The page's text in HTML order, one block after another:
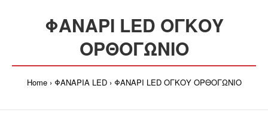
ΦΑΝΑΡΙ LED ΟΓΚΟΥ
ΟΡΘΟΓΩΝΙΟ
Home ΦΑΝΑΡΙΑ LED ΦΑΝΑΡΙ LED ΟΓΚΟΥ ΟΡΘΟΓΩΝΙΟ